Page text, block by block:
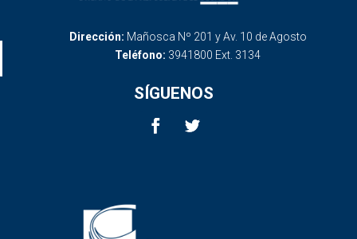
Dirección: Mañosca Nº 201 y Av. 10 de Agosto
Teléfono: 3941800 Ext. 3134
SÍGUENOS